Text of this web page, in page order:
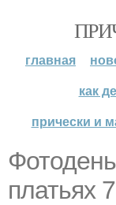
главная
как
прически и
платьях